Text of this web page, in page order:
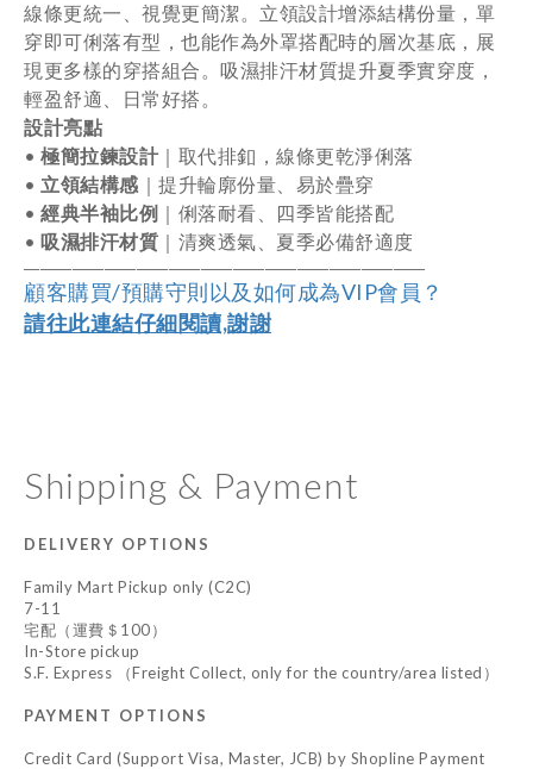
線條更統一、 視覺更簡潔。 立領設計增添結構份量， 單
穿即可俐落有型， 也能作為外罩搭配時的層次基底， 展
現更多樣的穿搭組合。 吸濕排汗材質提升夏季實穿度，
輕盈舒適、 日常好搭。
設計亮點
• 極簡拉鍊設計｜ 取代排釦， 線條更乾淨俐落
• 立領結構感 ｜ 提升輪廓份量、 易於疊穿
• 經典半袖比例 ｜ 俐落耐看、 四季皆能搭配
• 吸濕排汗材質 ｜ 清爽透氣、 夏季必備舒適度
―――――――――――――――――――――――――
顧客購買/預購守則以及如何成為VIP會員？
請往此連結仔細閱讀,謝謝
Shipping & Payment
DELIVERY OPTIONS
Family Mart Pickup only (C2C)
7-11
宅配（運費＄100）
In-Store pickup
S.F. Express （Freight Collect, only for the country/area listed）
PAYMENT OPTIONS
Credit Card (Support Visa, Master, JCB) by Shopline Payment